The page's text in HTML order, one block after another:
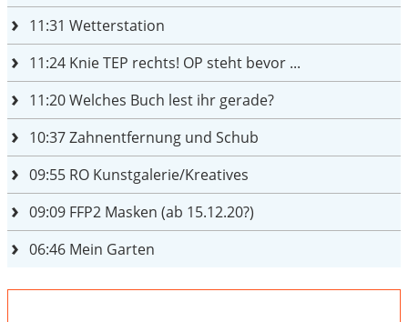
11:31 Wetterstation
11:24 Knie TEP rechts! OP steht bevor ...
11:20Welches Buch lest ihr gerade?
10:37Zahnentfernung und Schub
09:55 RO Kunstgalerie/Kreatives
09:09 FFP2 Masken (ab 15.12.20?)
06:46 Mein Garten